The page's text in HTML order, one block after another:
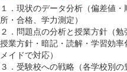
１．現状のデータ分析（偏差値・
所・合格、学力測定）
２．問題点の分析と授業方針（勉
授業方針・暗記・読解・学習効率
メイドで対応）
３．受験校への戦略（各学校別の